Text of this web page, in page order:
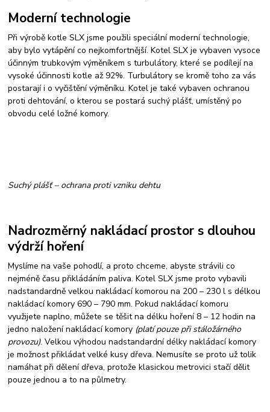
Moderní technologie
Při výrobě kotle SLX jsme použili speciální moderní technologie,
aby bylo vytápění co nejkomfortnější. Kotel SLX je vybaven vysoce
účinným trubkovým výměníkem s turbulátory, které se podílejí na
vysoké účinnosti kotle až 92%. Turbulátory se kromě toho za vás
postarají i o vyčištění výměníku. Kotel je také vybaven ochranou
proti dehtování, o kterou se postará suchý plášť, umístěný po
obvodu celé ložné komory.
Suchý plášť – ochrana proti vzniku dehtu
Nadrozměrný nakládací prostor s dlouhou
výdrží hoření
Myslíme na vaše pohodlí, a proto chceme, abyste strávili co
nejméně času přikládáním paliva. Kotel SLX jsme proto vybavili
nadstandardně velkou nakládací komorou na 200 – 230 l s délkou
nakládací komory 690 – 790 mm. Pokud nakládací komoru
využijete naplno, můžete se těšit na délku hoření 8 – 12 hodin na
jedno naložení nakládací komory (platí pouze při stáložárného
provozu). Velkou výhodou nadstandardní délky nakládací komory
je možnost přikládat velké kusy dřeva. Nemusíte se proto už tolik
namáhat při dělení dřeva, protože klasickou metrovici stačí dělit
pouze jednou a to na půlmetry.